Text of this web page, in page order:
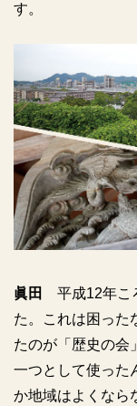
す。
眞田
平成12年こ
た。これは困った
たのが「歴史の会
一つとして使った
か地域はよくなら